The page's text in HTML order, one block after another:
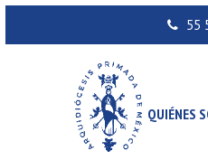
55
QUIÉNES